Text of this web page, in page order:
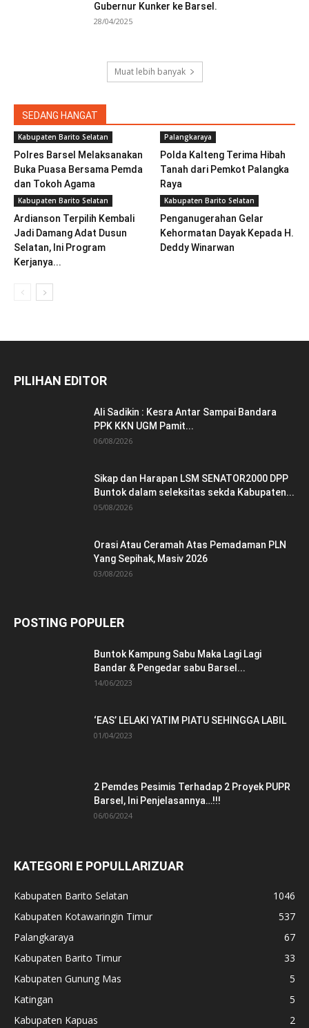
Gubernur Kunker ke Barsel.
28/04/2025
Muat lebih banyak
SEDANG HANGAT
Kabupaten Barito Selatan
Polres Barsel Melaksanakan
Buka Puasa Bersama Pemda
dan Tokoh Agama
Palangkaraya
Polda Kalteng Terima Hibah
Tanah dari Pemkot Palangka
Raya
Kabupaten Barito Selatan
Ardianson Terpilih Kembali
Jadi Damang Adat Dusun
Selatan, Ini Program
Kerjanya...
Kabupaten Barito Selatan
Penganugerahan Gelar
Kehormatan Dayak Kepada H.
Deddy Winarwan
PILIHAN EDITOR
Ali Sadikin : Kesra Antar Sampai Bandara
PPK KKN UGM Pamit...
06/08/2026
Sikap dan Harapan LSM SENATOR2000 DPP
Buntok dalam seleksitas sekda Kabupaten...
05/08/2026
Orasi Atau Ceramah Atas Pemadaman PLN
Yang Sepihak, Masiv 2026
03/08/2026
POSTING POPULER
Buntok Kampung Sabu Maka Lagi Lagi
Bandar & Pengedar sabu Barsel...
14/06/2023
‘EAS’ LELAKI YATIM PIATU SEHINGGA LABIL
01/04/2023
2 Pemdes Pesimis Terhadap 2 Proyek PUPR
Barsel, Ini Penjelasannya…!!!
06/06/2024
KATEGORI E POPULLARIZUAR
Kabupaten Barito Selatan
1046
Kabupaten Kotawaringin Timur
537
Palangkaraya
67
Kabupaten Barito Timur
33
Kabupaten Gunung Mas
5
Katingan
5
Kabupaten Kapuas
2